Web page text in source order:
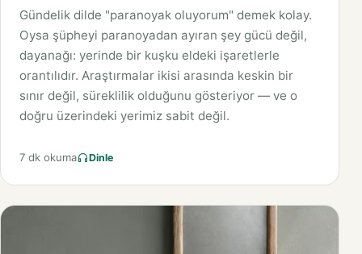
Gündelik dilde "paranoyak oluyorum" demek kolay.
Oysa şüpheyi paranoyadan ayıran şey gücü değil,
dayanağı: yerinde bir kuşku eldeki işaretlerle
orantılıdır. Araştırmalar ikisi arasında keskin bir
sınır değil, süreklilik olduğunu gösteriyor — ve o
doğru üzerindeki yerimiz sabit değil.
7 dk okuma Dinle